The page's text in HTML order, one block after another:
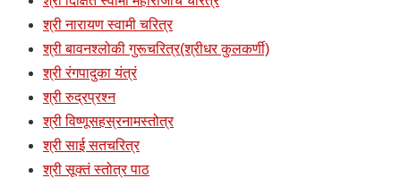
श्री नारायण स्वामी चरित्र
श्री बावनश्लोकी गुरूचरित्र(श्रीधर कुलकर्णी)
श्री रंगपादुका यंत्रं
श्री रुद्रप्रश्न
श्री विष्णूसहस्रनामस्तोत्र
श्री साई सतचरित्र
श्री सूक्तं स्तोत्र पाठ